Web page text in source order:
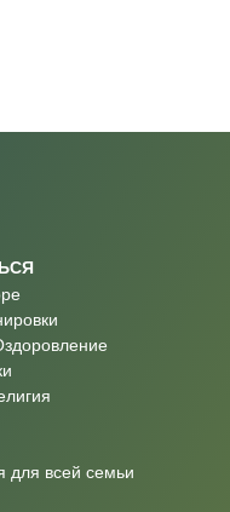
для всей семьи